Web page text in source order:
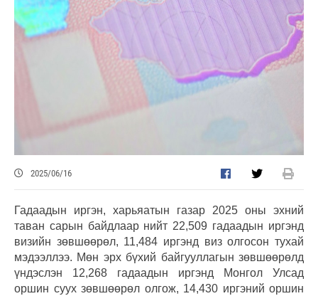
2025/06/16
Гадаадын иргэн, харьяатын газар 2025 оны эхний
таван сарын байдлаар нийт 22,509 гадаадын иргэнд
визийн зөвшөөрөл, 11,484 иргэнд виз олгосон тухай
мэдээллээ. Мөн эрх бүхий байгууллагын зөвшөөрөлд
үндэслэн 12,268 гадаадын иргэнд Монгол Улсад
оршин суух зөвшөөрөл олгож, 14,430 иргэний оршин